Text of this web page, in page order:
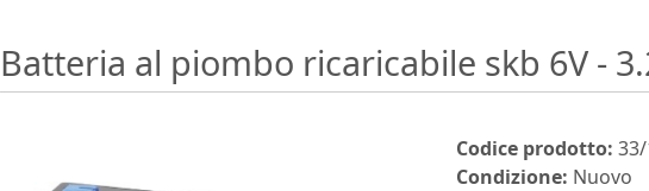
Batteria al piombo ricaricabile skb 6V -
Codice prodotto:
Condizione: Nuovo